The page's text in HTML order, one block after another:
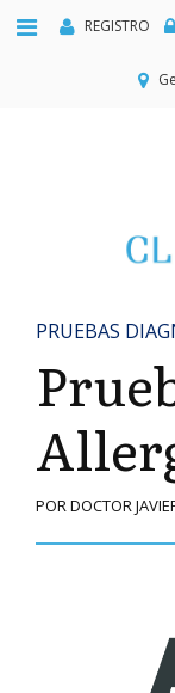
REGISTRO
PRUEBAS
POR DOCTOR